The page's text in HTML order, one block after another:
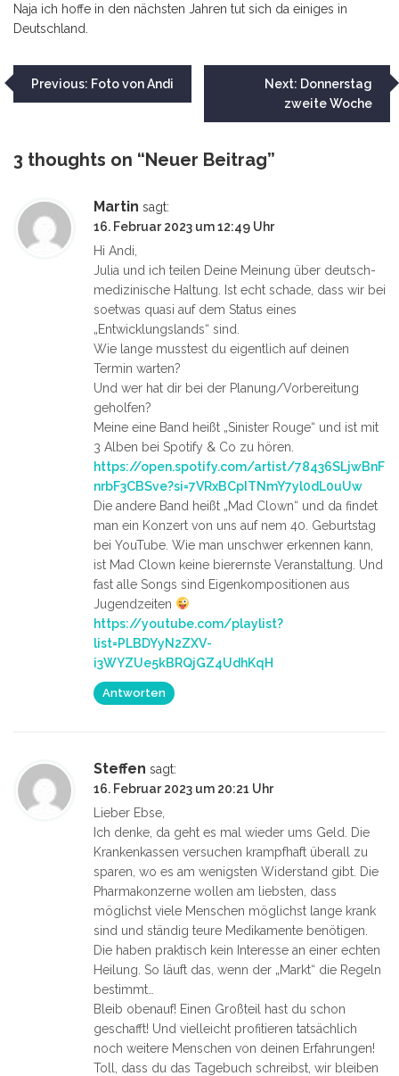
Naja ich hoffe in den nächsten Jahren tut sich da einiges in
Deutschland.
Beitragsnavigation
Previous: Foto von Andi Next: Donnerstag
zweite Woche
3 thoughts on “Neuer Beitrag”
Martin sagt:
16. Februar 2023 um 12:49 Uhr
Hi Andi,
Julia und ich teilen Deine Meinung über deutsch-
medizinische Haltung. Ist echt schade, dass wir bei
soetwas quasi auf dem Status eines
„Entwicklungslands“ sind.
Wie lange musstest du eigentlich auf deinen
Termin warten?
Und wer hat dir bei der Planung/Vorbereitung
geholfen?
Meine eine Band heißt „Sinister Rouge“ und ist mit
3 Alben bei Spotify & Co zu hören.
https://open.spotify.com/artist/78436SLjwBnF
nrbF3CBSve?si=7VRxBCpITNmY7yl0dL0uUw
Die andere Band heißt „Mad Clown“ und da findet
man ein Konzert von uns auf nem 40. Geburtstag
bei YouTube. Wie man unschwer erkennen kann,
ist Mad Clown keine bierernste Veranstaltung. Und
fast alle Songs sind Eigenkompositionen aus
Jugendzeiten
https://youtube.com/playlist?
list=PLBDYyN2ZXV-
i3WYZUe5kBRQjGZ4UdhKqH
Antworten
Steffen sagt:
16. Februar 2023 um 20:21 Uhr
Lieber Ebse,
Ich denke, da geht es mal wieder ums Geld. Die
Krankenkassen versuchen krampfhaft überall zu
sparen, wo es am wenigsten Widerstand gibt. Die
Pharmakonzerne wollen am liebsten, dass
möglichst viele Menschen möglichst lange krank
sind und ständig teure Medikamente benötigen.
Die haben praktisch kein Interesse an einer echten
Heilung. So läuft das, wenn der „Markt“ die Regeln
bestimmt…
Bleib obenauf! Einen Großteil hast du schon
geschafft! Und vielleicht profitieren tatsächlich
noch weitere Menschen von deinen Erfahrungen!
Toll, dass du das Tagebuch schreibst, wir bleiben